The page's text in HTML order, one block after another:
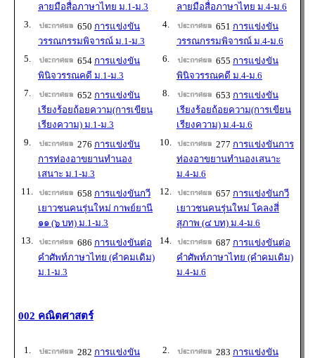
ลายมือสื่อภาษาไทย ม.1-ม.3
ลายมือสื่อภาษาไทย ม.4-ม.6
3.
650 การแข่งขัน
วรรณกรรมพิจารณ์ ม.1-ม.3
4. 651 การแข่งขัน
วรรณกรรมพิจารณ์ ม.4-ม.6
5.
654 การแข่งขัน
พินิจวรรณคดี ม.1-ม.3
6. 655 การแข่งขัน
พินิจวรรณคดี ม.4-ม.6
7.
652 การแข่งขัน
เรียงร้อยถ้อยความ(การเขียน
เรียงความ) ม.1-ม.3
8. 653 การแข่งขัน
เรียงร้อยถ้อยความ(การเขียน
เรียงความ) ม.4-ม.6
9.
276 การแข่งขัน
การท่องอาขยานทำนอง
เสนาะ ม.1-ม.3
10. 277 การแข่งขันการ
ท่องอาขยานทำนองเสนาะ
ม.4-ม.6
11.
658 การแข่งขันกวี
เยาวชนคนรุ่นใหม่ กาพย์ยานี
๑๑ (๖ บท) ม.1-ม.3
12. 657 การแข่งขันกวี
เยาวชนคนรุ่นใหม่ โคลงสี่
สุภาพ (๔ บท) ม.4-ม.6
13.
686 การแข่งขันต่อ
คำศัพท์ภาษาไทย (คำคมเดิม)
ม.1-ม.3
14. 687 การแข่งขันต่อ
คำศัพท์ภาษาไทย (คำคมเดิม)
ม.4-ม.6
002 คณิตศาสตร์
1. 282 การแข่งขัน
2. 283 การแข่งขัน